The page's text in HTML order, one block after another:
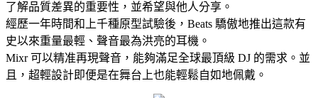
了解品質差異的重要性，並希望與他人分享。
經歷一年時間和上千種原型試驗後，Beats 驕傲地推出這款有
史以來重量最輕、聲音最為洪亮的耳機。
Mixr 可以精准再現聲音，能夠滿足全球最頂級 DJ 的需求。並
且，超輕設計即便是在舞台上也能輕鬆自如地佩戴。